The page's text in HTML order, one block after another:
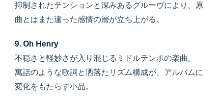
抑制されたテンションと深みあるグルーヴにより、原
曲とはまた違った感情の層が立ち上がる。
9. Oh Henry
不穏さと軽妙さが入り混じるミドルテンポの楽曲。
寓話のような歌詞と洒落たリズム構成が、アルバムに
変化をもたらす小品。